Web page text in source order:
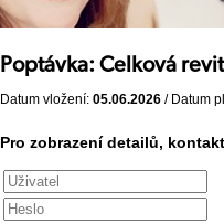
Poptávka: Celková
Datum vložení: 05.06.2026 / Datum
Pro zobrazení detailů,